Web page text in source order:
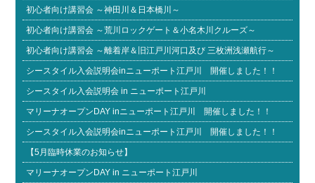
初心者向け講習会 ～神田川＆日本橋川～
初心者向け講習会 ～荒川ロックゲート＆小名木川クルーズ～
初心者向け講習会 ～離着岸＆旧江戸川河口及び 三枚洲浅瀬航行～
シースタイル入会説明会inニューポート江戸川 開催しました！！
シースタイル入会説明会 in ニューポート江戸川
マリーナオープンDAY inニューポート江戸川 開催しました！！
シースタイル入会説明会inニューポート江戸川 開催しました！！
【5月臨時休業のお知らせ】
マリーナオープンDAY in ニューポート江戸川